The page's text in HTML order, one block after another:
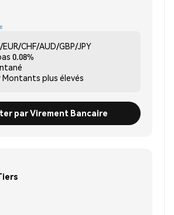
CHF/AUD/GBP/JPY
0.08%
Montants plus élevés
par Virement Bancaire